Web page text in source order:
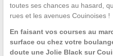
toutes ses chances au hasard,
rues et les avenues Couinoises !
En faisant vos courses au
surface ou chez votre
doute une Jolie Black sur